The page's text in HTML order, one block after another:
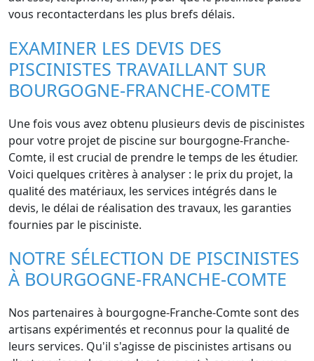
vous recontacterdans les plus brefs délais.
EXAMINER LES DEVIS DES
PISCINISTES TRAVAILLANT SUR
BOURGOGNE-FRANCHE-COMTE
Une fois vous avez obtenu plusieurs devis de piscinistes
pour votre projet de piscine sur bourgogne-Franche-
Comte, il est crucial de prendre le temps de les étudier.
Voici quelques critères à analyser : le prix du projet, la
qualité des matériaux, les services intégrés dans le
devis, le délai de réalisation des travaux, les garanties
fournies par le pisciniste.
NOTRE SÉLECTION DE PISCINISTES
À BOURGOGNE-FRANCHE-COMTE
Nos partenaires à bourgogne-Franche-Comte sont des
artisans expérimentés et reconnus pour la qualité de
leurs services. Qu'il s'agisse de piscinistes artisans ou